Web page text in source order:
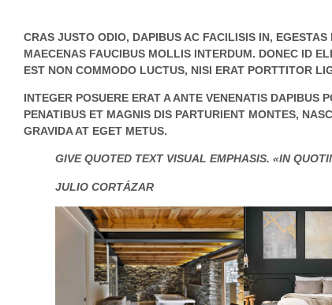
CRAS JUSTO ODIO, DAPIBUS AC FACILISIS IN,
MAECENAS FAUCIBUS MOLLIS INTERDUM. DONEC ID
EST NON COMMODO LUCTUS, NISI ERAT PORTTITOR
INTEGER POSUERE ERAT A ANTE VENENATIS DAPIBUS
PENATIBUS ET MAGNIS DIS PARTURIENT MONTES,
GRAVIDA AT EGET METUS.
GIVE QUOTED TEXT VISUAL EMPHASIS. «IN
JULIO CORTÁZAR